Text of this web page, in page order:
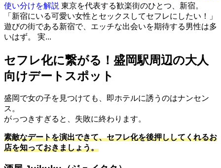
使い分けを解説 東京を代表する歓楽街のひとつ、新宿。
「新宿にいる可愛い女性とセックスしてセフレにしたい！」
遊びの街である新宿で、エッチな出会いを期待する男性は多
いはず。 実...
セフレ化に繋がる！盛岡駅周辺の大人
向けデートスポット
盛岡で女の子を見つけても、即ホテルに誘うのはナンセン
ス。
がっつきすぎると、失敗に終わります。
素敵なデートを演出できて、セフレ化を後押ししてくれるお
店を知っておきましょう。